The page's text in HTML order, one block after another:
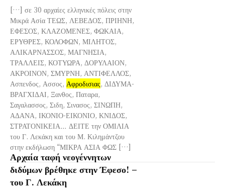
[…] σε 30 αρχαίες ελληνικές πόλεις στην
Μικρά Ασία ΤΕΩΣ, ΛΕΒΕΔΟΣ, ΠΡΙΗΝΗ,
ΕΦΕΣΟΣ, ΚΛΑΖΟΜΕΝΕΣ, ΦΩΚΑΙΑ,
ΕΡΥΘΡΕΣ, ΚΟΛΟΦΩΝ, ΜΙΛΗΤΟΣ,
ΑΛΙΚΑΡΝΑΣΣΟΣ, ΜΑΓΝΗΣΙΑ,
ΤΡΑΛΛΕΙΣ, ΚΟΤΥΩΡΑ, ΔΟΡΥΛΑΙΟΝ,
ΑΚΡΟΙΝΟΝ, ΣΜΥΡΝΗ, ΑΝΤΙΦΕΛΛΟΣ,
Ασπενδος, Ασσος, Αφροδισιας, ΔΙΔΥΜΑ-
ΒΡΑΓΧΙΔΑΙ, Ξανθος, Παταρα,
Σαγαλασσος, Σιδη, Σινασος, ΣΙΝΩΠΗ,
ΑΔΑΝΑ, ΙΚΟΝΙΟ-ΕΙΚΟΝΙΟ, ΚΝΙΔΟΣ,
ΣΤΡΑΤΟΝΙΚΕΙΑ… ΔΕΙΤΕ την ΟΜΙΛΙΑ
του Γ. Λεκάκη και του Μ. Κιλημάντζου
στην εκδήλωση “ΜΙΚΡΑ ΑΣΙΑ ΦΩΣ […]
Αρχαία ταφή νεογέννητων
διδύμων βρέθηκε στην Έφεσο! –
του Γ. Λεκάκη